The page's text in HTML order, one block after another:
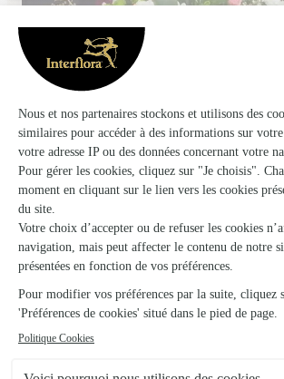
Oya Fleurs
Villebois Lavalette
★ ★★★ ★4.8 (86)
31, rue de la Croix de Quard
Voir la boutique